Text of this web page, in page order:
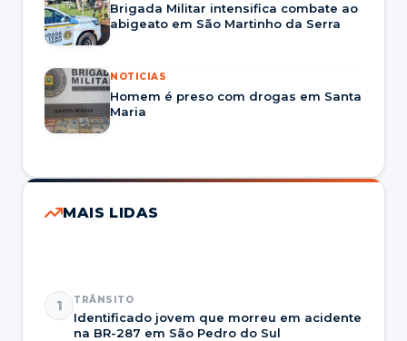
Brigada Militar intensifica combate ao
abigeato em São Martinho da Serra
NOTICIAS
Homem é preso com drogas em Santa
Maria
MAIS LIDAS
1 TRÂNSITO
Identificado jovem que morreu em acidente
na BR-287 em São Pedro do Sul